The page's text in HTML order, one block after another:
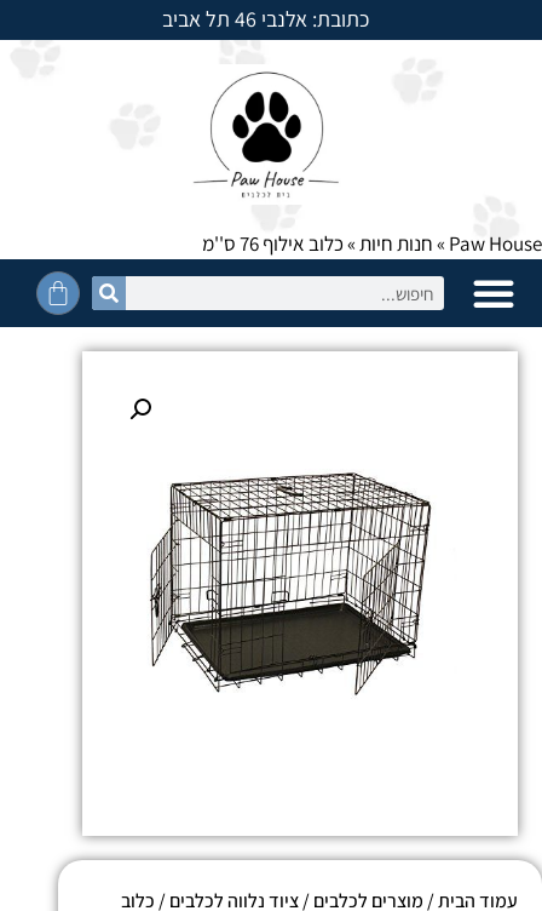
כתובת: אלנבי 46 תל אביב
למשלוחים חייגו: 054-5950525
Paw House
»חנות חיות»כלוב אילוף 76 ס''מ
עמוד הבית/ מוצרים לכלבים/ציוד נלווה לכלבים/ כלוב